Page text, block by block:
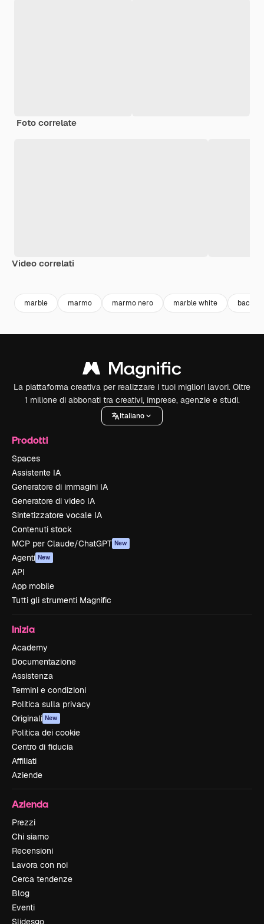
Foto correlate
Video correlati
marble marmo marmo nero marble white
La piattaforma creativa per realizzare i tuoi migliori lavori. Oltre
1 milione di abbonati tra creativi, imprese, agenzie e studi.
Italiano
Prodotti
Spaces
Assistente IA
Generatore di immagini IA
Generatore di video IA
Sintetizzatore vocale IA
Contenuti stock
MCP per Claude/ChatGPT New
Agenti New
API
App mobile
Tutti gli strumenti Magnific
Inizia
Academy
Documentazione
Assistenza
Termini e condizioni
Politica sulla privacy
Originali New
Politica dei cookie
Centro di fiducia
Affiliati
Aziende
Azienda
Prezzi
Chi siamo
Recensioni
Lavora con noi
Cerca tendenze
Blog
Eventi
Slidesgo